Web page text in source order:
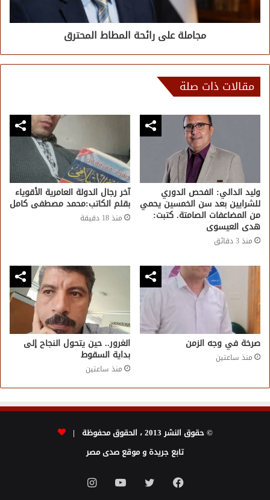
مجاملة على رائحة المطاط المحترق
مقالات ذات صلة
وليد الدالي: الفحص الدوري
للشرايين بعد سن الخمسين يحمي
من المضاعفات الصامتة. كتبت:
هدى العيسوى
منذ 3 دقائق
آخر رجال الدولة العامرية الأقوياء
بقلم الكاتب:محمد مصطفى كامل
منذ 18 دقيقة
صرخة في وجه الزمن
منذ ساعتين
الغرور.. حين يتحول النجاح إلى
بداية السقوط
منذ ساعتين
© حقوق النشر 2013 ، الحقوق محفوظة |
تابع جريدة و موقع صدى مصر
فيسبوك تويتر يوتيوبانستقرام